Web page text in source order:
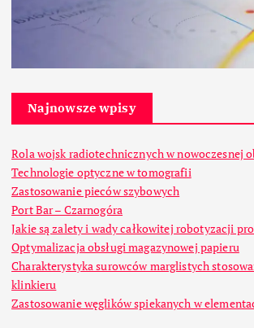
Najnowsze wpisy
Rola wojsk radiotechnicznych w nowoczesnej
Technologie optyczne w tomografii
Zastosowanie pieców szybowych
Port Bar – Czarnogóra
Jakie są zalety i wady całkowitej robotyzacji
Optymalizacja obsługi magazynowej papieru
Charakterystyka surowców marglistych
klinkieru
Zastosowanie węglików spiekanych w